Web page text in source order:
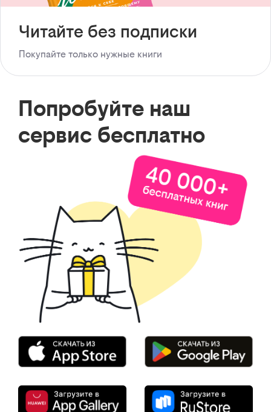
Читайте без подписки
Покупайте только нужные книги
Попробуйте наш
сервис бесплатно